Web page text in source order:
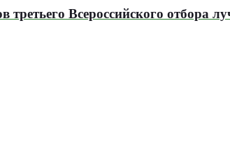
Всероссийского отбора